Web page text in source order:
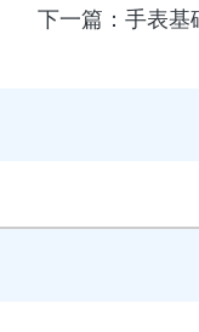
下一篇：手表基